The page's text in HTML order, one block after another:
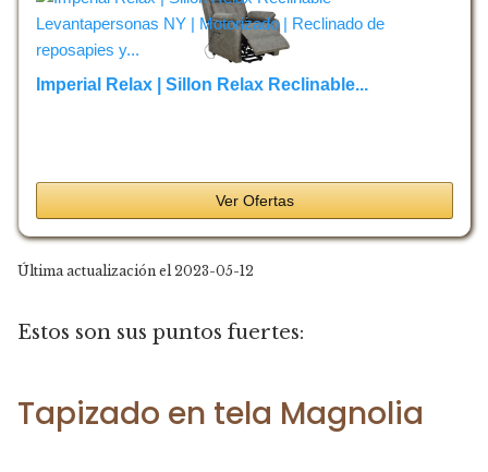
Imperial Relax | Sillon Relax Reclinable...
Ver Ofertas
Última actualización el 2023-05-12
Estos son sus puntos fuertes:
Tapizado en tela Magnolia